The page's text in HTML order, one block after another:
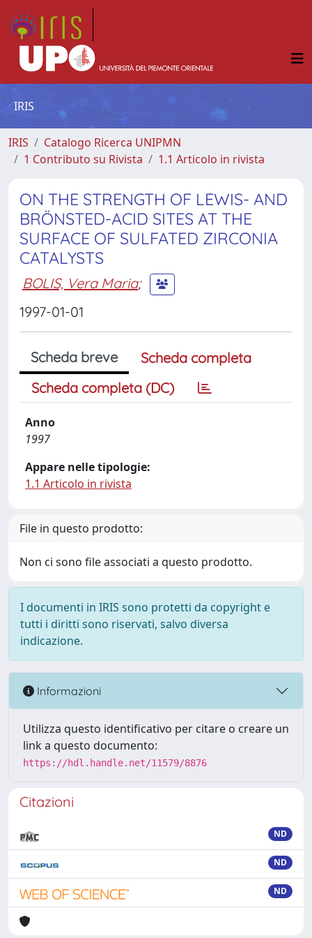
IRIS
IRIS
Catalogo Ricerca UNIPMN
1 Contributo su Rivista
1.1 Articolo in rivista
ON THE STRENGTH OF LEWIS- AND
BRÖNSTED-ACID SITES AT THE
SURFACE OF SULFATED ZIRCONIA
CATALYSTS
BOLIS, Vera Maria;
1997-01-01
Scheda breve
Scheda completa
Scheda completa (DC)
Anno
1997
Appare nelle tipologie:
1.1 Articolo in rivista
File in questo prodotto:
Non ci sono file associati a questo prodotto.
I documenti in IRIS sono protetti da copyright e
tutti i diritti sono riservati, salvo diversa
indicazione.
Informazioni
Utilizza questo identificativo per citare o creare un
link a questo documento:
https://hdl.handle.net/11579/8876
Citazioni
ND
ND
ND